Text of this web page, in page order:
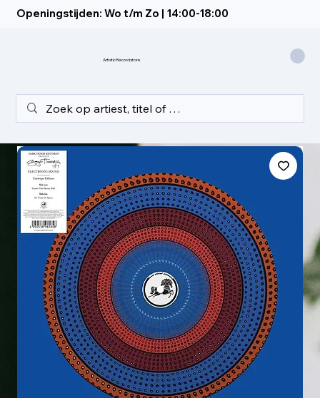
Openingstijden: Wo t/m Zo | 14:00-18:00
Artistic Recordstore